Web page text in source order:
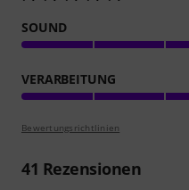
SOUND
VERARBEITUNG
Bewertungsrichtlinien
41 Rezensionen